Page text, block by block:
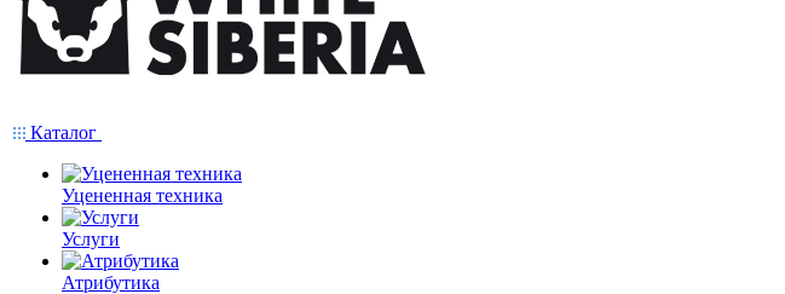
Каталог
Уцененная техника
Услуги
Атрибутика